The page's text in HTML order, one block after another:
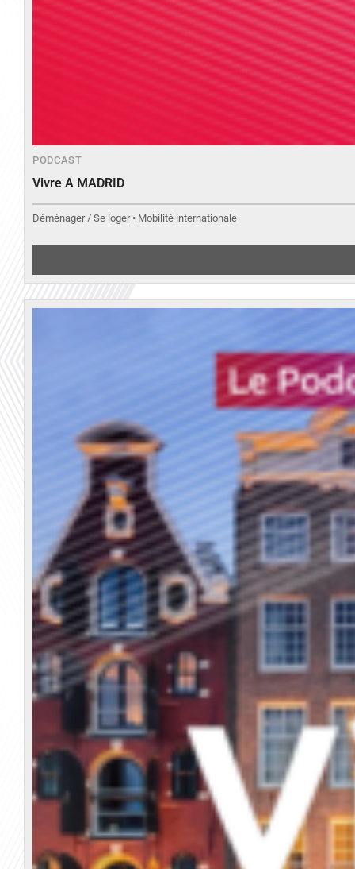
PODCAST
Vivre A MADRID
Déménager / Se loger • Mobilité internationale